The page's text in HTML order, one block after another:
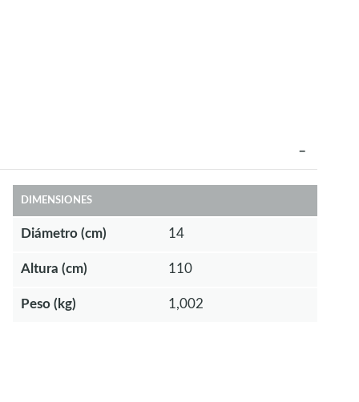
DIMENSIONES
Diámetro (cm) 14
Altura (cm) 110
Peso (kg) 1,002